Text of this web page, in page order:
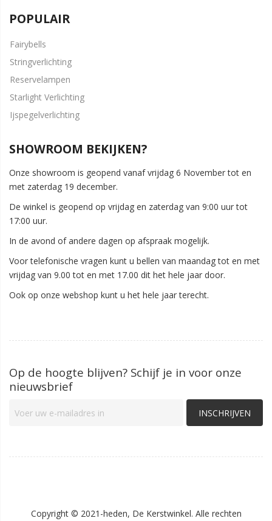
POPULAIR
Fairybells
Stringverlichting
Reservelampen
Starlight Verlichting
Ijspegelverlichting
SHOWROOM BEKIJKEN?
Onze showroom is geopend vanaf vrijdag 6 November tot en
met zaterdag 19 december.
De winkel is geopend op vrijdag en zaterdag van 9:00 uur tot
17:00 uur.
In de avond of andere dagen op afspraak mogelijk.
Voor telefonische vragen kunt u bellen van maandag tot en met
vrijdag van 9.00 tot en met 17.00 dit het hele jaar door.
Ook op onze webshop kunt u het hele jaar terecht.
Op de hoogte blijven? Schijf je in voor onze
nieuwsbrief
INSCHRIJVEN
Copyright © 2021-heden, De Kerstwinkel. Alle rechten